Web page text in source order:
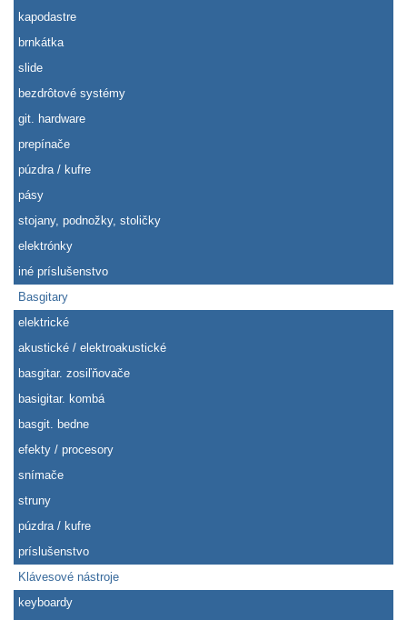
kapodastre
brnkátka
slide
bezdrôtové systémy
git. hardware
prepínače
púzdra / kufre
pásy
stojany, podnožky, stoličky
elektrónky
iné príslušenstvo
Basgitary
elektrické
akustické / elektroakustické
basgitar. zosiľňovače
basigitar. kombá
basgit. bedne
efekty / procesory
snímače
struny
púzdra / kufre
príslušenstvo
Klávesové nástroje
keyboardy